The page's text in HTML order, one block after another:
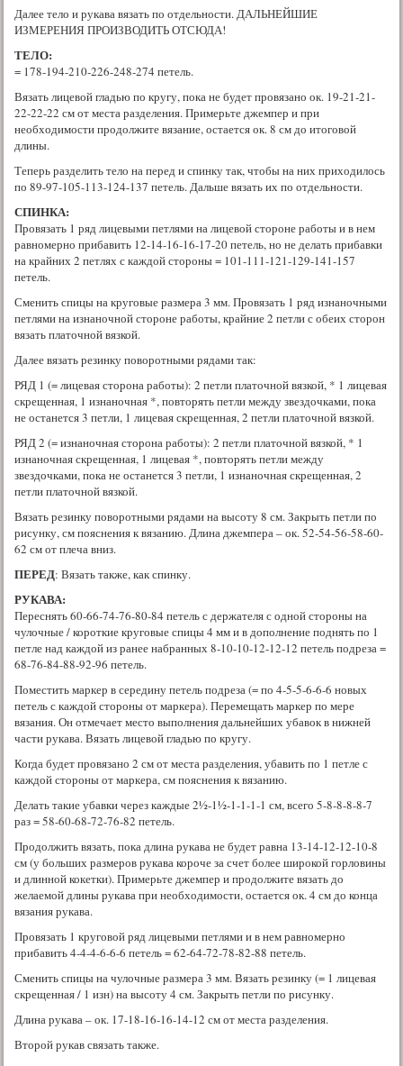
Далее тело и рукава вязать по отдельности. ДАЛЬНЕЙШИЕ
ИЗМЕРЕНИЯ ПРОИЗВОДИТЬ ОТСЮДА!
ТЕЛО:
= 178-194-210-226-248-274 петель.
Вязать лицевой гладью по кругу, пока не будет провязано ок. 19-21-21-
22-22-22 см от места разделения. Примерьте джемпер и при
необходимости продолжите вязание, остается ок. 8 см до итоговой
длины.
Теперь разделить тело на перед и спинку так, чтобы на них приходилось
по 89-97-105-113-124-137 петель. Дальше вязать их по отдельности.
СПИНКА:
Провязать 1 ряд лицевыми петлями на лицевой стороне работы и в нем
равномерно прибавить 12-14-16-16-17-20 петель, но не делать прибавки
на крайних 2 петлях с каждой стороны = 101-111-121-129-141-157
петель.
Сменить спицы на круговые размера 3 мм. Провязать 1 ряд изнаночными
петлями на изнаночной стороне работы, крайние 2 петли с обеих сторон
вязать платочной вязкой.
Далее вязать резинку поворотными рядами так:
РЯД 1 (= лицевая сторона работы): 2 петли платочной вязкой, * 1 лицевая
скрещенная, 1 изнаночная *, повторять петли между звездочками, пока
не останется 3 петли, 1 лицевая скрещенная, 2 петли платочной вязкой.
РЯД 2 (= изнаночная сторона работы): 2 петли платочной вязкой, * 1
изнаночная скрещенная, 1 лицевая *, повторять петли между
звездочками, пока не останется 3 петли, 1 изнаночная скрещенная, 2
петли платочной вязкой.
Вязать резинку поворотными рядами на высоту 8 см. Закрыть петли по
рисунку, см пояснения к вязанию. Длина джемпера – ок. 52-54-56-58-60-
62 см от плеча вниз.
ПЕРЕД: Вязать также, как спинку.
РУКАВА:
Переснять 60-66-74-76-80-84 петель с держателя с одной стороны на
чулочные / короткие круговые спицы 4 мм и в дополнение поднять по 1
петле над каждой из ранее набранных 8-10-10-12-12-12 петель подреза =
68-76-84-88-92-96 петель.
Поместить маркер в середину петель подреза (= по 4-5-5-6-6-6 новых
петель с каждой стороны от маркера). Перемещать маркер по мере
вязания. Он отмечает место выполнения дальнейших убавок в нижней
части рукава. Вязать лицевой гладью по кругу.
Когда будет провязано 2 см от места разделения, убавить по 1 петле с
каждой стороны от маркера, см пояснения к вязанию.
Делать такие убавки через каждые 2½-1½-1-1-1-1 см, всего 5-8-8-8-8-7
раз = 58-60-68-72-76-82 петель.
Продолжить вязать, пока длина рукава не будет равна 13-14-12-12-10-8
см (у больших размеров рукава короче за счет более широкой горловины
и длинной кокетки). Примерьте джемпер и продолжите вязать до
желаемой длины рукава при необходимости, остается ок. 4 см до конца
вязания рукава.
Провязать 1 круговой ряд лицевыми петлями и в нем равномерно
прибавить 4-4-4-6-6-6 петель = 62-64-72-78-82-88 петель.
Сменить спицы на чулочные размера 3 мм. Вязать резинку (= 1 лицевая
скрещенная / 1 изн) на высоту 4 см. Закрыть петли по рисунку.
Длина рукава – ок. 17-18-16-16-14-12 см от места разделения.
Второй рукав связать также.